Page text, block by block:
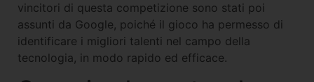
vincitori di questa competizione sono stati poi
assunti da Google, poiché il gioco ha permesso di
identificare i migliori talenti nel campo della
tecnologia, in modo rapido ed efficace.